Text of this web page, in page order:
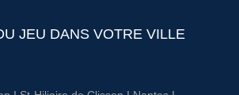
JEU DANS VOTRE VILLE